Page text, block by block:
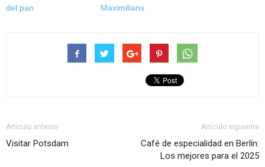
del pan
Maximilians
Artículo anterior
Visitar Potsdam
Artículo siguiente
Café de especialidad en Berlín:
Los mejores para el 2025